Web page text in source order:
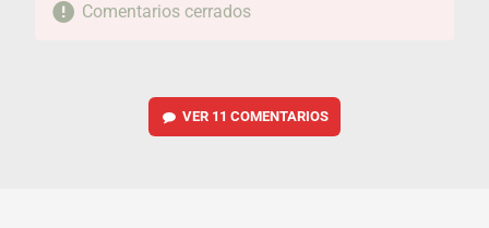
Comentarios cerrados
VER 11 COMENTARIOS